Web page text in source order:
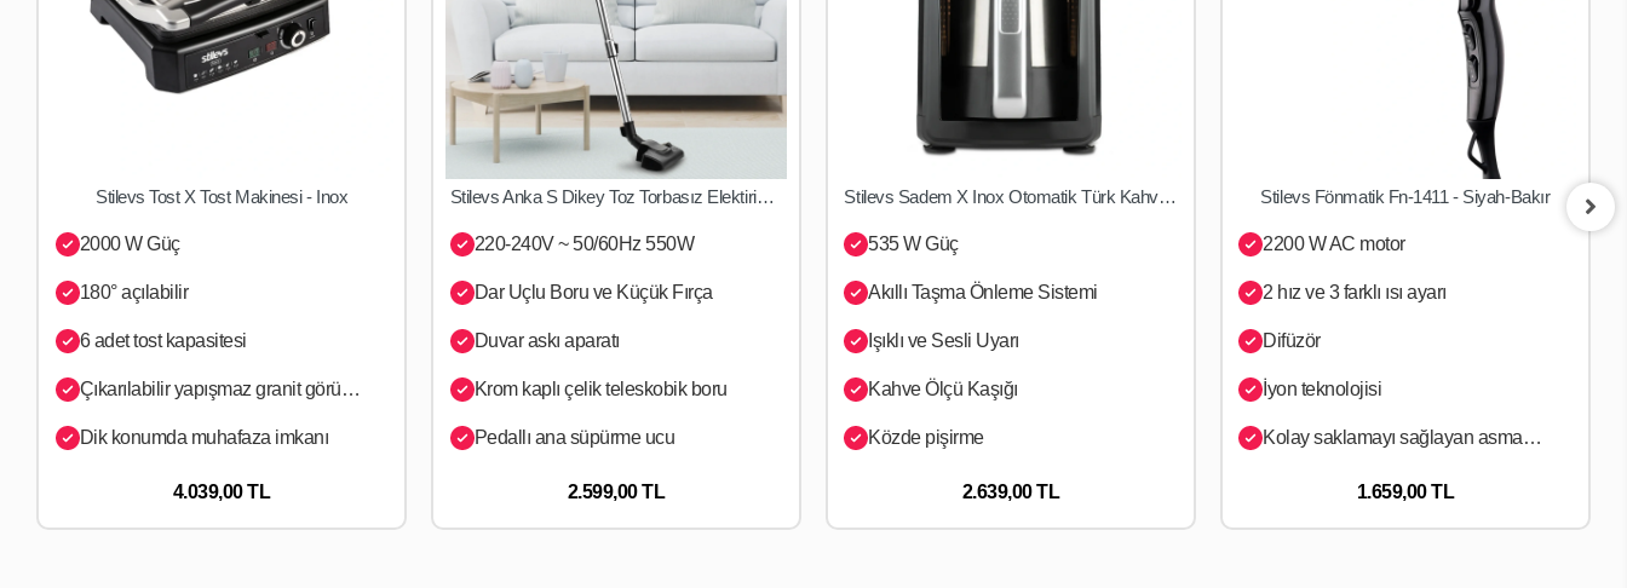
Stilevs Tost X Tost Makinesi - Inox
2000 W Güç
180° açılabilir
6 adet tost kapasitesi
Çıkarılabilir yapışmaz granit görünümlü PTFE plakalar
Dik konumda muhafaza imkanı
4.039,00 TL
Yakında Stoklarımızda
Stilevs Anka S Dikey Toz Torbasız Elektirikli Süpürge Kırmızı&Siyah
220-240V ~ 50/60Hz 550W
Dar Uçlu Boru ve Küçük Fırça
Duvar askı aparatı
Krom kaplı çelik teleskobik boru
Pedallı ana süpürme ucu
2.599,00 TL
Stilevs Sadem X Inox Otomatik Türk Kahve Makinası Siyah - Gümüş
535 W Güç
Akıllı Taşma Önleme Sistemi
Işıklı ve Sesli Uyarı
Kahve Ölçü Kaşığı
Közde pişirme
2.639,00 TL
Stilevs Fönmatik Fn-1411 - Siyah-Bakır
2200 W AC motor
2 hız ve 3 farklı ısı ayarı
Difüzör
İyon teknolojisi
Kolay saklamayı sağlayan asma çengeli
1.659,00 TL